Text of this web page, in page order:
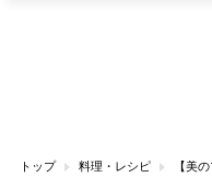
トップ 料理・レシピ